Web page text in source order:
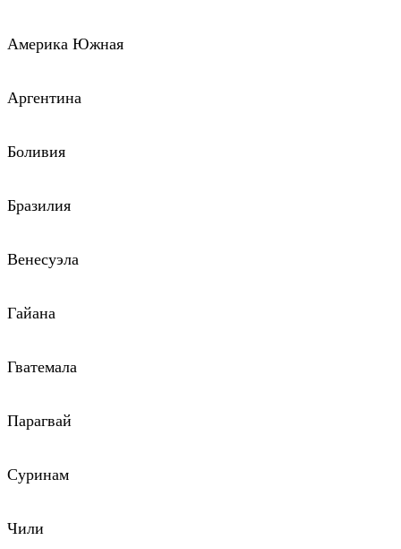
Америка Южная
Аргентина
Боливия
Бразилия
Венесуэла
Гайана
Гватемала
Парагвай
Суринам
Чили